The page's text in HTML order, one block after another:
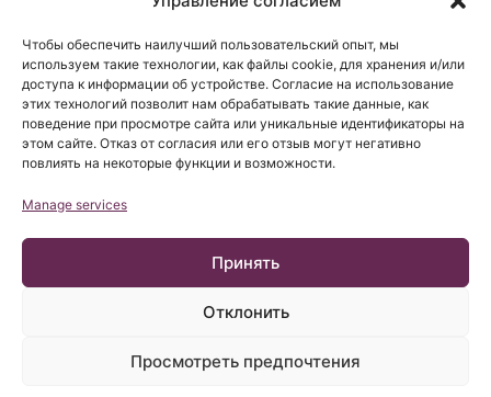
Чтобы обеспечить наилучший пользовательский опыт, мы
используем такие технологии, как файлы cookie, для хранения и/или
доступа к информации об устройстве. Согласие на использование
этих технологий позволит нам обрабатывать такие данные, как
поведение при просмотре сайта или уникальные идентификаторы на
этом сайте. Отказ от согласия или его отзыв могут негативно
повлиять на некоторые функции и возможности.
Manage services
Принять
Отклонить
Просмотреть предпочтения
Барселонский Институт Киари & Сирингомиелии & Сколиоза
(БИКСС) соответствует требованиям регламента UE